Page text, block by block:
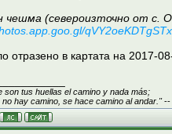
чешма (североизточно от с.
отразено в картата на 2017-
son tus huellas el camino y nada más;
no hay camino, se hace camino al andar."--